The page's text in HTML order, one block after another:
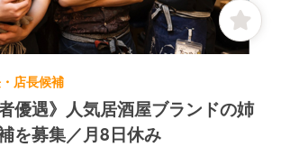
店長候補
優遇》人気居酒屋ブランドの姉
を募集／月8日休み